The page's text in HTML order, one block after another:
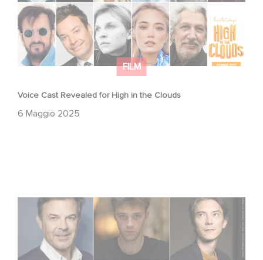
FILM
Voice Cast Revealed for High in the Clouds
6 Maggio 2025
Gaumont boards François Ozon’s feature adaptation of
Albert Camus’ ‘The Stranger’ starring Benjamin Voisin,
Rebecca Marder and Swann Arlaud